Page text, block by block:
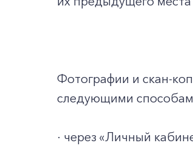
Фотографии и скан-
следующими
· через «Личный